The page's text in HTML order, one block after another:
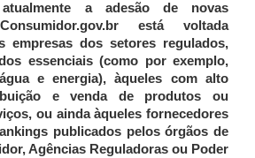
atualmente a adesão de novas
está voltada
empresas dos setores regulados,
essenciais (como por exemplo,
e energia), àqueles com alto
e venda de produtos ou
ou ainda àqueles fornecedores
publicados pelos órgãos de
Agências Reguladoras ou Poder